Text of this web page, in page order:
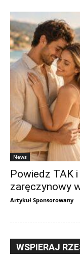
News
Powiedz TAK
zaręczynowy
Artykuł Sponsorowany -
WSPIERAJ